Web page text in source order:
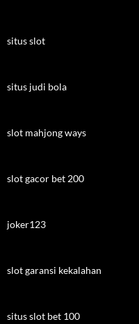
situs slot
situs judi bola
slot mahjong ways
slot gacor bet 200
joker123
slot garansi kekalahan
situs slot bet 100